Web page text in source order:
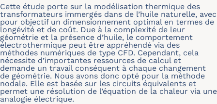
Cette étude porte sur la modélisation thermique des
transformateurs immergés dans de l’huile naturelle, avec
pour objectif un dimensionnement optimal en termes de
longévité et de coût. Due à la complexité de leur
géométrie et la présence d’huile, le comportement
électrothermique peut être appréhendé via des
méthodes numériques de type CFD. Cependant, cela
nécessite d’importantes ressources de calcul et
demande un travail conséquent à chaque changement
de géométrie. Nous avons donc opté pour la méthode
nodale. Elle est basée sur les circuits équivalents et
permet une résolution de l’équation de la chaleur via une
analogie électrique.